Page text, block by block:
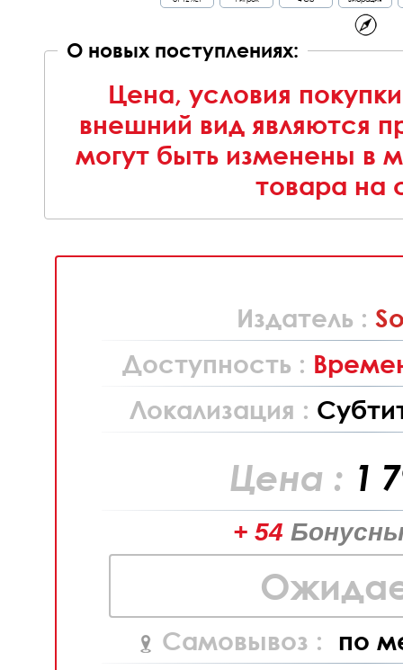
О новых поступлениях:
Цена, условия
внешний вид являются
могут быть изменены в
товара на
Издатель :
Доступность :
Локализация :
Цена : 1
+ 54
Самовывоз : по